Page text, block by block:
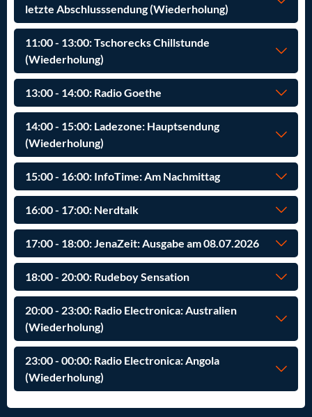
letzte Abschlusssendung (Wiederholung)
11:00 - 13:00: Tschorecks Chillstunde
(Wiederholung)
13:00 - 14:00: Radio Goethe
14:00 - 15:00: Ladezone: Hauptsendung
(Wiederholung)
15:00 - 16:00: InfoTime: Am Nachmittag
16:00 - 17:00: Nerdtalk
17:00 - 18:00: JenaZeit: Ausgabe am 08.07.2026
18:00 - 20:00: Rudeboy Sensation
20:00 - 23:00: Radio Electronica: Australien
(Wiederholung)
23:00 - 00:00: Radio Electronica: Angola
(Wiederholung)